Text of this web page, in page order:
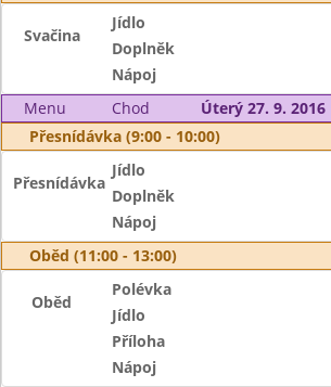
Svačina
Jídlo
Doplněk
Nápoj
Menu
Chod
Úterý 27. 9. 2016
Přesnídávka (9:00 - 10:00)
Přesnídávka
Jídlo
Doplněk
Nápoj
Oběd (11:00 - 13:00)
Oběd
Polévka
Jídlo
Příloha
Nápoj